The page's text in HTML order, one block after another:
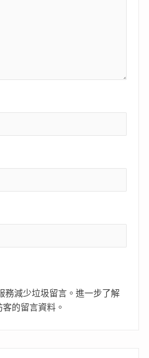
務減少垃圾留言。 進一步了解
客的留言資料 。